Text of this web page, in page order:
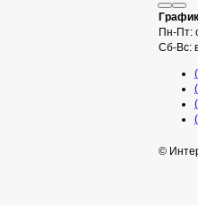
Пн-Пт:
Сб-Вс:
©